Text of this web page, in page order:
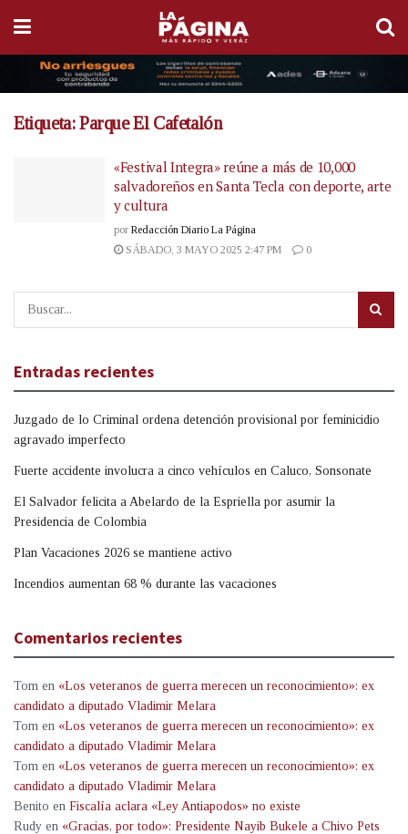
Etiqueta:Parque El Cafetalón
«Festival Integra» reúne a más de 10,000
salvadoreños en Santa Tecla con deporte, arte
y cultura
por Redacción Diario La Página
SÁBADO, 3 MAYO 2025 2:47 PM
0
Entradas recientes
Juzgado de lo Criminal ordena detención provisional por feminicidio
agravado imperfecto
Fuerte accidente involucra a cinco vehículos en Caluco, Sonsonate
El Salvador felicita a Abelardo de la Espriella por asumir la
Presidencia de Colombia
Plan Vacaciones 2026 se mantiene activo
Incendios aumentan 68 % durante las vacaciones
Comentarios recientes
Tom en «Los veteranos de guerra merecen un reconocimiento»: ex
candidato a diputado Vladimir Melara
Tom en «Los veteranos de guerra merecen un reconocimiento»: ex
candidato a diputado Vladimir Melara
Tom en «Los veteranos de guerra merecen un reconocimiento»: ex
candidato a diputado Vladimir Melara
Benito en Fiscalía aclara «Ley Antiapodos» no existe
Rudy en «Gracias, por todo»: Presidente Nayib Bukele a Chivo Pets